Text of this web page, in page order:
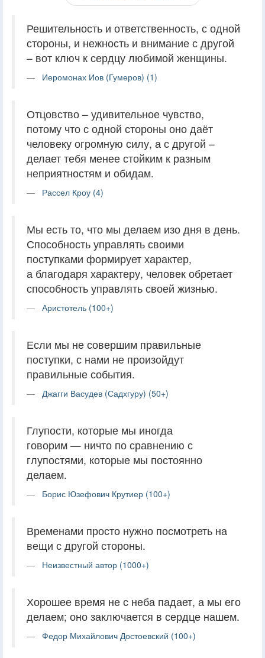
Решительность и ответственность, с одной
стороны, и нежность и внимание с другой
– вот ключ к сердцу любимой женщины.
Иеромонах Иов (Гумеров) (1)
Отцовство – удивительное чувство,
потому что с одной стороны оно даёт
человеку огромную силу, а с другой –
делает тебя менее стойким к разным
неприятностям и обидам.
Рассел Кроу (4)
Мы есть то, что мы делаем изо дня в день.
Способность управлять своими
поступками формирует характер,
а благодаря характеру, человек обретает
способность управлять своей жизнью.
Аристотель (100+)
Если мы не совершим правильные
поступки, с нами не произойдут
правильные события.
Джагги Васудев (Садхгуру) (50+)
Глупости, которые мы иногда
говорим — ничто по сравнению с
глупостями, которые мы постоянно
делаем.
Борис Юзефович Крутиер (100+)
Временами просто нужно посмотреть на
вещи с другой стороны.
Неизвестный автор (1000+)
Хорошее время не с неба падает, а мы его
делаем; оно заключается в сердце нашем.
Федор Михайлович Достоевский (100+)